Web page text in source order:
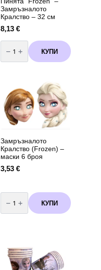
Замръзналото
Кралство – 32 см
8,13 €
количество
за
Пинята
“Frozen”
см
КУПИ
Замръзналото
Кралство (Frozen) –
маски 6 броя
3,53 €
количество
за
Замръзналото
Кралство
броя
КУПИ